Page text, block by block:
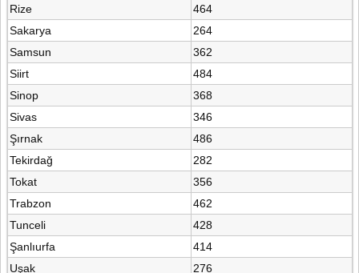
Rize
464
Sakarya
264
Samsun
362
Siirt
484
Sinop
368
Sivas
346
Şırnak
486
Tekirdağ
282
Tokat
356
Trabzon
462
Tunceli
428
Şanlıurfa
414
Uşak
276